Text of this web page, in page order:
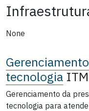
None
tecnologia
Gerenciamento da
tecnologia para